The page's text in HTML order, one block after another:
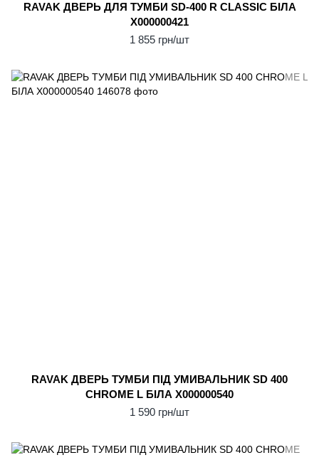
RAVAK ДВЕРЬ ДЛЯ ТУМБИ SD-400 R CLASSIC БІЛА
X000000421
1 855 грн/шт
RAVAK ДВЕРЬ ТУМБИ ПІД УМИВАЛЬНИК SD 400
CHROME L БІЛА X000000540
1 590 грн/шт